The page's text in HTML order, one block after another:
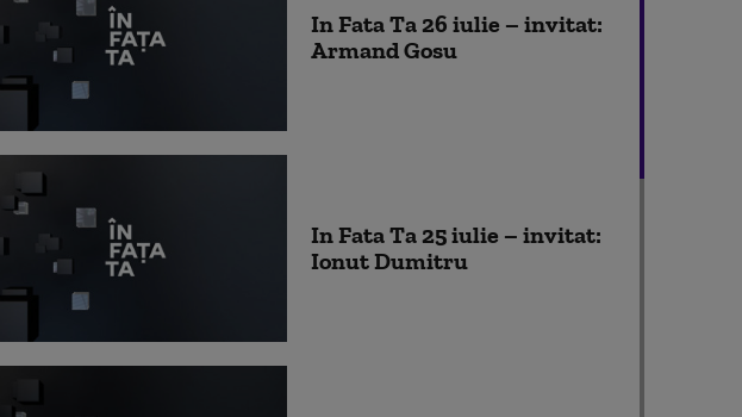
In Fata Ta 26 iulie – invitat:
Armand Gosu
In Fata Ta 25 iulie – invitat:
Ionut Dumitru